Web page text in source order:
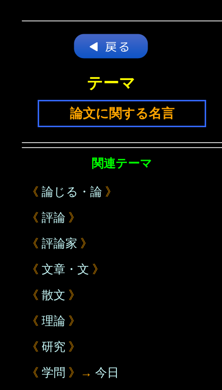
テーマ
論文に関する名言
関連テーマ
《 論じる・論 》
《 評論 》
《 評論家 》
《 文章・文 》
《 散文 》
《 理論 》
《 研究 》
《 学問 》→ 今日